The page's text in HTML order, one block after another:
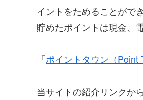
イントをためることができ
貯めたポイントは現金、
「ポイントタウン（Point
当サイトの紹介リンクか